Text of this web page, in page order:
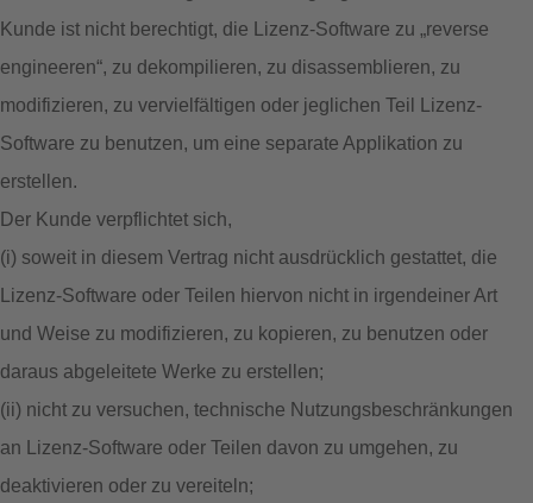
Kunde ist nicht berechtigt, die Lizenz-Software zu „reverse
engineeren“, zu dekompilieren, zu disassemblieren, zu
modifizieren, zu vervielfältigen oder jeglichen Teil Lizenz-
Software zu benutzen, um eine separate Applikation zu
erstellen.
Der Kunde verpflichtet sich,
(i) soweit in diesem Vertrag nicht ausdrücklich gestattet, die
Lizenz-Software oder Teilen hiervon nicht in irgendeiner Art
und Weise zu modifizieren, zu kopieren, zu benutzen oder
daraus abgeleitete Werke zu erstellen;
(ii) nicht zu versuchen, technische Nutzungsbeschränkungen
an Lizenz-Software oder Teilen davon zu umgehen, zu
deaktivieren oder zu vereiteln;